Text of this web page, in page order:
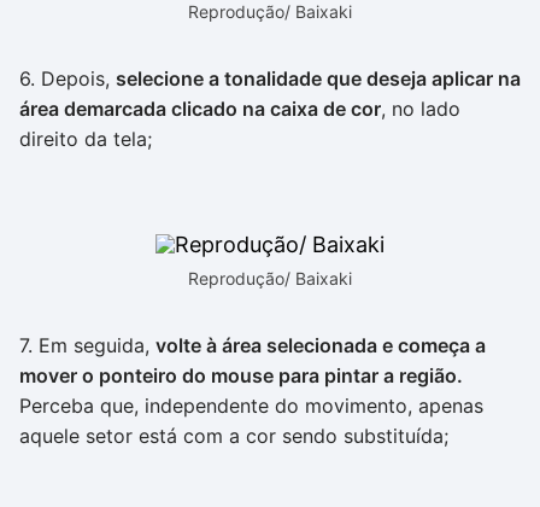
Reprodução/ Baixaki
6. Depois, selecione a tonalidade que deseja aplicar na
área demarcada clicado na caixa de cor, no lado
direito da tela;
Reprodução/ Baixaki
7. Em seguida, volte à área selecionada e começa a
mover o ponteiro do mouse para pintar a região.
Perceba que, independente do movimento, apenas
aquele setor está com a cor sendo substituída;